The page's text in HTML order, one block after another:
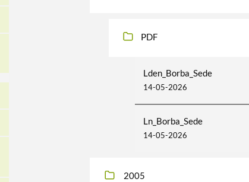
PDF
Lden_Borba_Sede
14-05-2026
Ln_Borba_Sede
14-05-2026
2005